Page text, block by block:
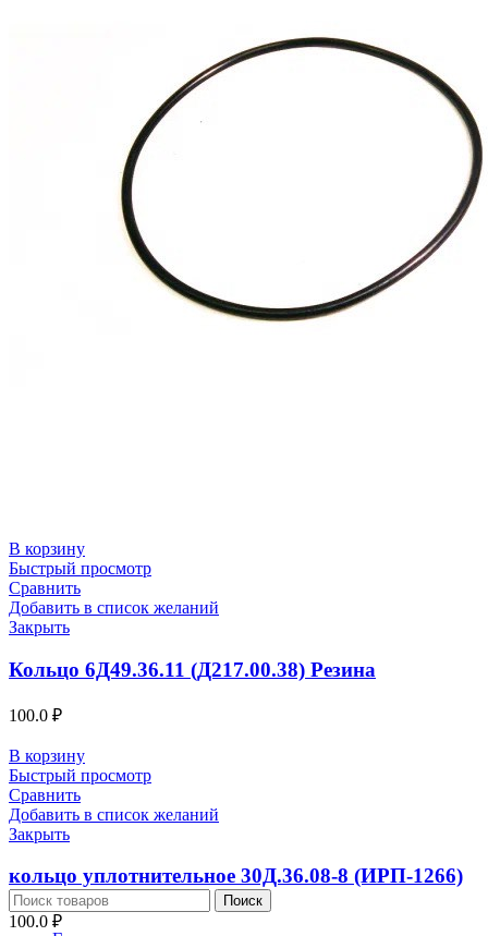
В корзину
Быстрый просмотр
Сравнить
Добавить в список желаний
Закрыть
Кольцо 6Д49.36.11 (Д217.00.38) Резина
100.0 ₽
В корзину
Быстрый просмотр
Сравнить
Добавить в список желаний
Закрыть
кольцо уплотнительное 30Д.36.08-8 (ИРП-1266)
100.0 ₽
Поиск